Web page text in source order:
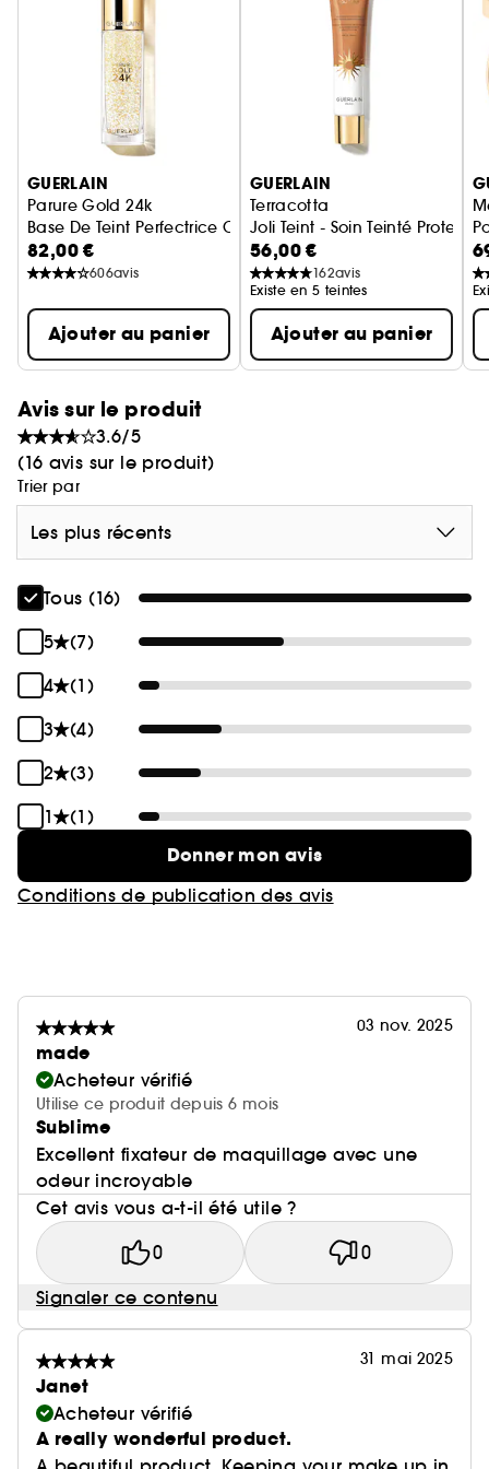
Ignorer le carrousel produits
GUERLAIN
Parure Gold 24k
Base De Teint Perfectrice Concentré D’éclat - Hydratation
82,00 €
606avis
Ajouter au panier
GUERLAIN
Terracotta
Joli Teint - Soin Teinté
56,00 €
162avis
Existe en 5 teintes
Ajouter au panier
Avis sur le produit
3.6/5
(16 avis sur le produit)
Trier par
Les plus récents
Tous (16)
5
(7)
4
(1)
3
(4)
2
(3)
1
(1)
Donner mon avis
Conditions de publication des avis
03 nov. 2025
made
Acheteur vérifié
Utilise ce produit depuis 6 mois
Sublime
Excellent fixateur de maquillage avec une
odeur incroyable
Cet avis vous a-t-il été utile ?
0 0
Signaler ce contenu
31 mai 2025
Janet
Acheteur vérifié
A really wonderful product.